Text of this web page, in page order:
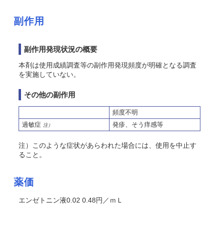
副作用
副作用発現状況の概要
本剤は使用成績調査等の副作用発現頻度が明確となる調査
を実施していない。
その他の副作用
頻度不明
過敏症 注） 発疹、 そう 痒感等
注）このような症状があらわれた場合には、使用を中止す
ること。
薬価
エンゼトニン液0.02 0.48円／ｍＬ